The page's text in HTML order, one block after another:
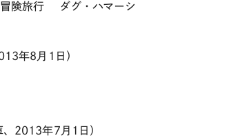
冒険旅行 ダグ・ハマーシ
年8月1日）
2013年7月1日）